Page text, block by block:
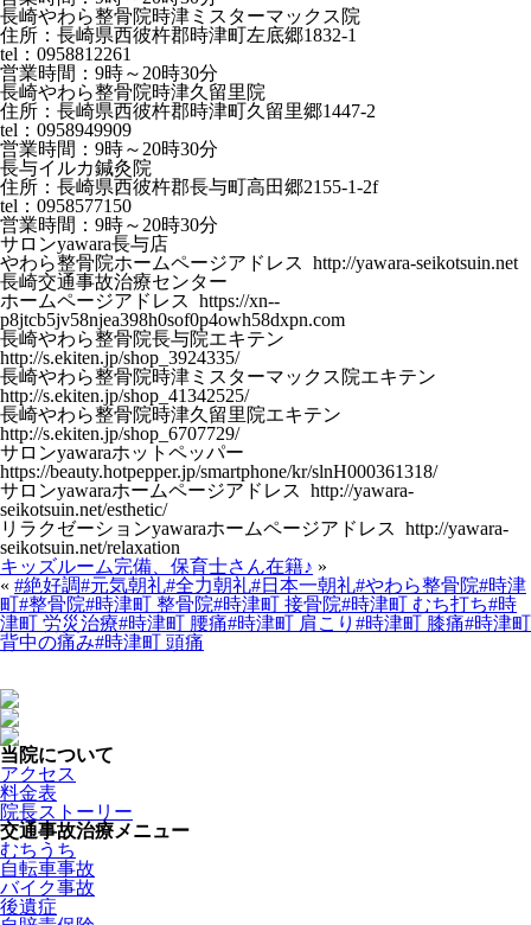
長崎やわら整骨院時津ミスターマックス院
住所：長崎県西彼杵郡時津町左底郷1832-1
tel：0958812261
営業時間：9時～20時30分
長崎やわら整骨院時津久留里院
住所：長崎県西彼杵郡時津町久留里郷1447-2
tel：0958949909
営業時間：9時～20時30分
長与イルカ鍼灸院
住所：長崎県西彼杵郡長与町高田郷2155-1-2f
tel：0958577150
営業時間：9時～20時30分
サロンyawara長与店
やわら整骨院ホームページアドレス http://yawara-seikotsuin.net
長崎交通事故治療センター
ホームページアドレス https://xn--
p8jtcb5jv58njea398h0sof0p4owh58dxpn.com
長崎やわら整骨院長与院エキテン
http://s.ekiten.jp/shop_3924335/
長崎やわら整骨院時津ミスターマックス院エキテン
http://s.ekiten.jp/shop_41342525/
長崎やわら整骨院時津久留里院エキテン
http://s.ekiten.jp/shop_6707729/
サロンyawaraホットペッパー
https://beauty.hotpepper.jp/smartphone/kr/slnH000361318/
サロンyawaraホームページアドレス http://yawara-
seikotsuin.net/esthetic/
リラクゼーションyawaraホームページアドレス http://yawara-
seikotsuin.net/relaxation
キッズルーム完備、保育士さん在籍♪ »
« #絶好調#元気朝礼#全力朝礼#日本一朝礼#やわら整骨院#時津
町#整骨院#時津町 整骨院#時津町 接骨院#時津町 むち打ち#時
津町 労災治療#時津町 腰痛#時津町 肩こり#時津町 膝痛#時津町
背中の痛み#時津町 頭痛
当院について
アクセス
料金表
院長ストーリー
交通事故治療メニュー
むちうち
自転車事故
バイク事故
後遺症